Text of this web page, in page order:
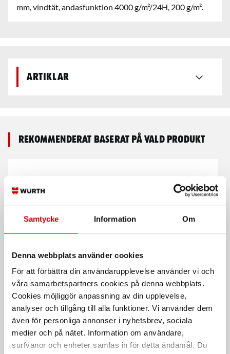
Samtycke Information Om
Denna webbplats använder cookies
För att förbättra din användarupplevelse använder vi och
våra samarbetspartners cookies på denna webbplats.
Cookies möjliggör anpassning av din upplevelse,
analyser och tillgång till alla funktioner. Vi använder dem
även för personliga annonser i nyhetsbrev, sociala
medier och på nätet. Information om användare,
surfvanor och enheter samlas in för detta ändamål. Du
mm, vindtät, andasfunktion 4000 g/m²/24H, 200 g/m².
Artiklar
Rekommenderat baserat på vald produkt
Regnbyxa LEVEL 1
1301 100% Polyester 1866 100% Polyester